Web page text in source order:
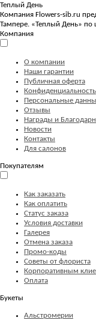
Теплый День
Компания Flowers-sib.ru
Тампере. «Теплый День» по
Компания
О компании
Наши гарантии
Публичная оферта
Конфиденциальность
Персональные
Отзывы
Награды и
Новости
Контакты
Для салонов
Покупателям
Как заказать
Как оплатить
Статус заказа
Условия доставки
Галерея
Отмена заказа
Промо-коды
Советы от флориста
Корпоративным
Оплата
Букеты
Альстромерии